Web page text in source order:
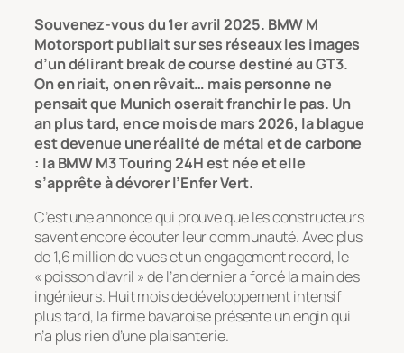
Souvenez-vous du 1er avril 2025. BMW M
Motorsport publiait sur ses réseaux les images
d’un délirant break de course destiné au GT3.
On en riait, on en rêvait… mais personne ne
pensait que Munich oserait franchir le pas. Un
an plus tard, en ce mois de mars 2026, la blague
est devenue une réalité de métal et de carbone
: la BMW M3 Touring 24H est née et elle
s’apprête à dévorer l’Enfer Vert.
C’est une annonce qui prouve que les constructeurs
savent encore écouter leur communauté. Avec plus
de 1,6 million de vues et un engagement record, le
« poisson d’avril » de l’an dernier a forcé la main des
ingénieurs. Huit mois de développement intensif
plus tard, la firme bavaroise présente un engin qui
n’a plus rien d’une plaisanterie.